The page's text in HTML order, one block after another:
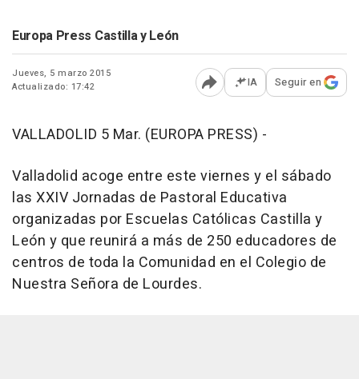
Europa Press Castilla y León
Jueves, 5 marzo 2015
Actualizado: 17:42
Abrir opciones para
IA Seguir en
VALLADOLID 5 Mar. (EUROPA PRESS) -
Valladolid acoge entre este viernes y el sábado
las XXIV Jornadas de Pastoral Educativa
organizadas por Escuelas Católicas Castilla y
León y que reunirá a más de 250 educadores de
centros de toda la Comunidad en el Colegio de
Nuestra Señora de Lourdes.